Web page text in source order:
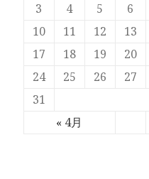
« 4月
3
4 5 6
10
11 12 13
17
18 19 20
24
25 26 27
31